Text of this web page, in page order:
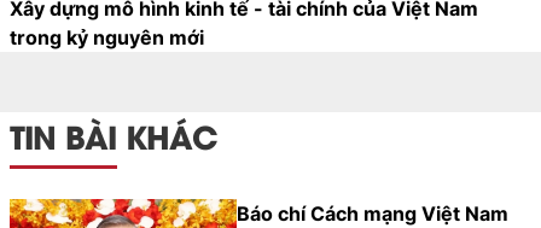
Xây dựng mô hình kinh tế - tài chính của Việt Nam
trong kỷ nguyên mới
TIN BÀI KHÁC
Báo chí Cách mạng Việt Nam